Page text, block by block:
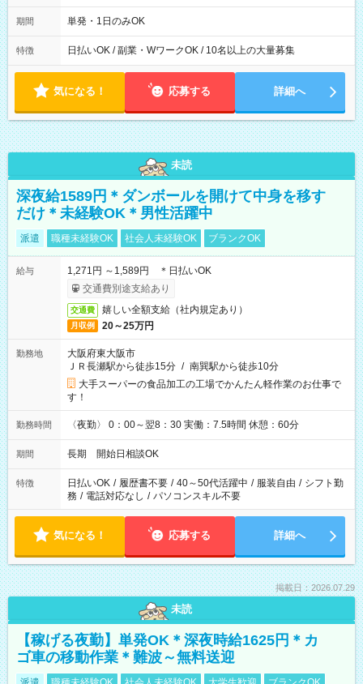
00～20：00
期間 単発・1日のみOK
特徴 日払いOK / 副業・WワークOK / 10名以上の大量募集
気になる！ 応募する 詳細へ
未読
深夜給1589円＊ダンボールを開けて中身を移す
だけ＊未経験OK＊男性活躍中
派遣 職種未経験OK 社会人未経験OK ブランクOK
給与
1,271円 ～1,589円 ＊日払いOK
交通費別途支給あり
交通費 嬉しい全額支給（社内規定あり）
月収例 20～25万円
勤務地
大阪府東大阪市
ＪＲ長瀬駅から徒歩15分 / 南巽駅から徒歩10分
大手スーパーの食品加工の工場でかんたん軽作業のお仕事で
す！
勤務時間 〈夜勤〉 0：00～翌8：30 実働：7.5時間 休憩：60分
期間 長期 開始日相談OK
特徴 日払いOK / 履歴書不要 / 40～50代活躍中 / 服装自由 / シフト勤
務 / 電話対応なし / パソコンスキル不要
気になる！ 応募する 詳細へ
掲載日：2026.07.29
未読
【稼げる夜勤】単発OK＊深夜時給1625円＊カ
ゴ車の移動作業＊難波～無料送迎